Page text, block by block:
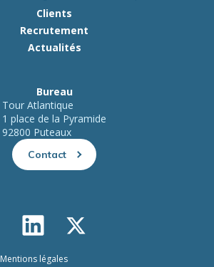
Clients
Recrutement
Actualités
Bureau
Tour Atlantique
1 place de la Pyramide
92800 Puteaux
Contact
Mentions légales